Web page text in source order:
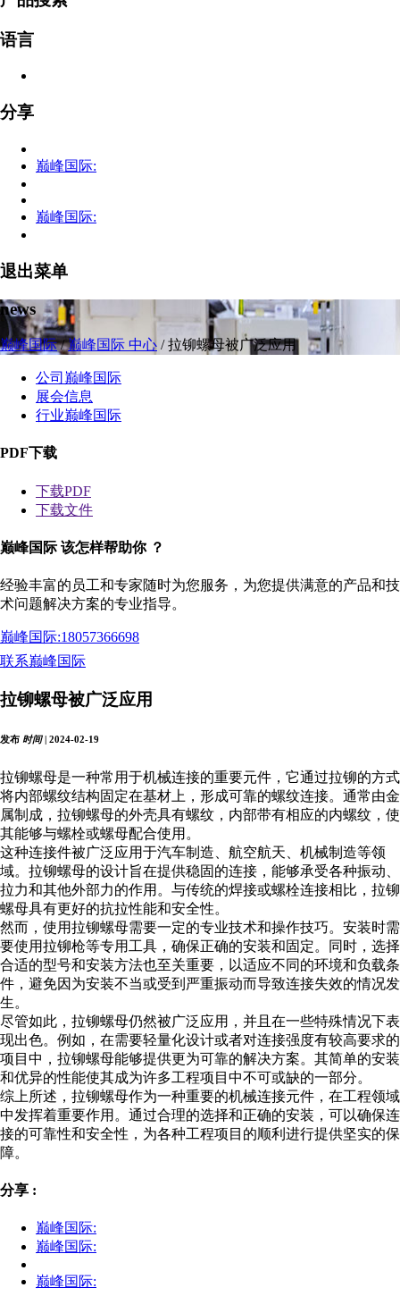
语言
分享
巅峰国际:
巅峰国际:
退出菜单
news
巅峰国际/巅峰国际 中心 /拉铆螺母被广泛应用
公司巅峰国际
展会信息
行业巅峰国际
PDF下载
下载PDF
下载文件
巅峰国际 该怎样帮助你 ？
经验丰富的员工和专家随时为您服务，为您提供满意的产品和技
术问题解决方案的专业指导。
巅峰国际:18057366698
联系巅峰国际
拉铆螺母被广泛应用
发布 时间| 2024-02-19
拉铆螺母是一种常用于机械连接的重要元件，它通过拉铆的方式
将内部螺纹结构固定在基材上，形成可靠的螺纹连接。通常由金
属制成，拉铆螺母的外壳具有螺纹，内部带有相应的内螺纹，使
其能够与螺栓或螺母配合使用。
这种连接件被广泛应用于汽车制造、航空航天、机械制造等领
域。拉铆螺母的设计旨在提供稳固的连接，能够承受各种振动、
拉力和其他外部力的作用。与传统的焊接或螺栓连接相比，拉铆
螺母具有更好的抗拉性能和安全性。
然而，使用拉铆螺母需要一定的专业技术和操作技巧。安装时需
要使用拉铆枪等专用工具，确保正确的安装和固定。同时，选择
合适的型号和安装方法也至关重要，以适应不同的环境和负载条
件，避免因为安装不当或受到严重振动而导致连接失效的情况发
生。
尽管如此，拉铆螺母仍然被广泛应用，并且在一些特殊情况下表
现出色。例如，在需要轻量化设计或者对连接强度有较高要求的
项目中，拉铆螺母能够提供更为可靠的解决方案。其简单的安装
和优异的性能使其成为许多工程项目中不可或缺的一部分。
综上所述，拉铆螺母作为一种重要的机械连接元件，在工程领域
中发挥着重要作用。通过合理的选择和正确的安装，可以确保连
接的可靠性和安全性，为各种工程项目的顺利进行提供坚实的保
障。
分享 :
巅峰国际:
巅峰国际:
巅峰国际: